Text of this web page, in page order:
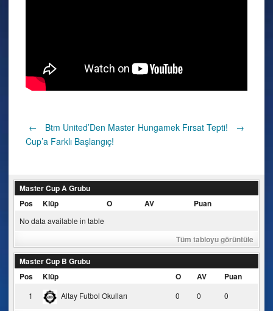
Post
←
Btm United’Den Master
Cup’a Farklı Başlangıç!
Hungamek Fırsat Tepti! →
Master Cup A Grubu
Pos
Klüp O AV Puan
No data available in table
Tüm tabloyu görüntüle
Master Cup B Grubu
Pos
Klüp O AV Puan
1 Altay Futbol Okulları 0 0 0